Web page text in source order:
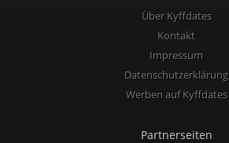
Über Kyffdates
Kontakt
Impressum
Datenschutzerklärung
Werben auf Kyffdates
Partnerseiten